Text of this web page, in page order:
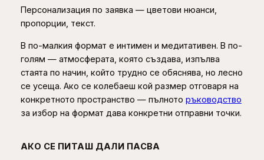
е
н
Персонализация по заявка — цветови нюанси,
пропорции, текст.
В по-малкия формат е интимен и медитативен. В по-
голям — атмосферата, която създава, изпълва
стаята по начин, който трудно се обяснява, но лесно
се усеща. Ако се колебаеш кой размер отговаря на
конкретното пространство — пълното ръководство
за избор на формат дава конкретни отправни точки.
АКО СЕ ПИТАШ ДАЛИ ПАСВА